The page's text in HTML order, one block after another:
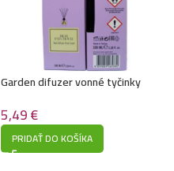
Garden difuzer vonné tyčinky
5,49€
PRIDAŤ DO KOŠÍKA